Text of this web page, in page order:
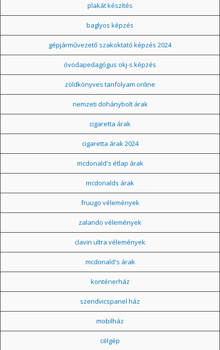
plakát készítés
baglyos képzés
gépjárművezető szakoktató képzés 2024
óvodapedagógus okj-s képzés
zöldkönyves tanfolyam online
nemzeti dohánybolt árak
cigaretta árak
cigaretta árak 2024
mcdonald's étlap árak
mcdonalds árak
fruugo vélemények
zalando vélemények
clavin ultra vélemények
mcdonald's árak
konténerház
szendvicspanel ház
mobilház
célgép